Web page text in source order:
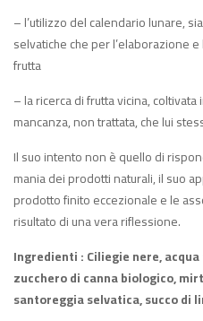
– l’utilizzo del calendario lunare,
selvatiche che per l’elaborazione
frutta
– la ricerca di frutta vicina,
mancanza, non trattata, che lui
Il suo intento non è quello di
mania dei prodotti naturali, il suo
prodotto finito eccezionale e le
risultato di una vera riflessione.
Ingredienti : Ciliegie nere,
zucchero di canna biologico,
santoreggia selvatica, succo di